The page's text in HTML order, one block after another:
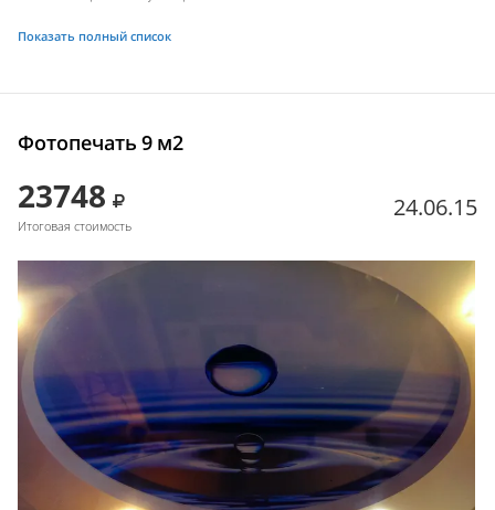
Показать полный список
Фотопечать 9 м2
23748
Итоговая стоимость
24.06.15